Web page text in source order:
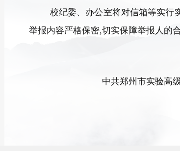
校纪委、办公室将对信箱等实行
举报内容严格保密,切实保障举报人的
中共郑州市实验高